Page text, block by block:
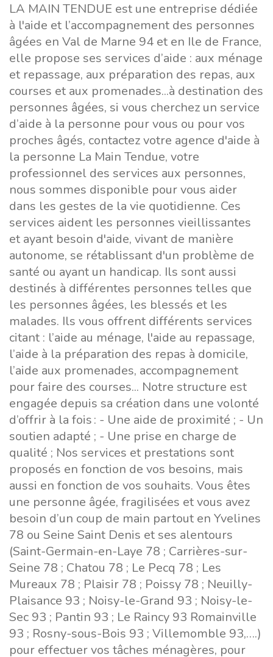
LA MAIN TENDUE est une entreprise dédiée
à l'aide et l’accompagnement des personnes
âgées en Val de Marne 94 et en Ile de France,
elle propose ses services d’aide : aux ménage
et repassage, aux préparation des repas, aux
courses et aux promenades...à destination des
personnes âgées, si vous cherchez un service
d’aide à la personne pour vous ou pour vos
proches âgés, contactez votre agence d'aide à
la personne La Main Tendue, votre
professionnel des services aux personnes,
nous sommes disponible pour vous aider
dans les gestes de la vie quotidienne. Ces
services aident les personnes vieillissantes
et ayant besoin d'aide, vivant de manière
autonome, se rétablissant d'un problème de
santé ou ayant un handicap. Ils sont aussi
destinés à différentes personnes telles que
les personnes âgées, les blessés et les
malades. Ils vous offrent différents services
citant : l’aide au ménage, l'aide au repassage,
l’aide à la préparation des repas à domicile,
l’aide aux promenades, accompagnement
pour faire des courses... Notre structure est
engagée depuis sa création dans une volonté
d’offrir à la fois : - Une aide de proximité ; - Un
soutien adapté ; - Une prise en charge de
qualité ; Nos services et prestations sont
proposés en fonction de vos besoins, mais
aussi en fonction de vos souhaits. Vous êtes
une personne âgée, fragilisées et vous avez
besoin d’un coup de main partout en Yvelines
78 ou Seine Saint Denis et ses alentours
(Saint-Germain-en-Laye 78 ; Carrières-sur-
Seine 78 ; Chatou 78 ; Le Pecq 78 ; Les
Mureaux 78 ; Plaisir 78 ; Poissy 78 ; Neuilly-
Plaisance 93 ; Noisy-le-Grand 93 ; Noisy-le-
Sec 93 ; Pantin 93 ; Le Raincy 93 Romainville
93 ; Rosny-sous-Bois 93 ; Villemomble 93,….)
pour effectuer vos tâches ménagères, pour